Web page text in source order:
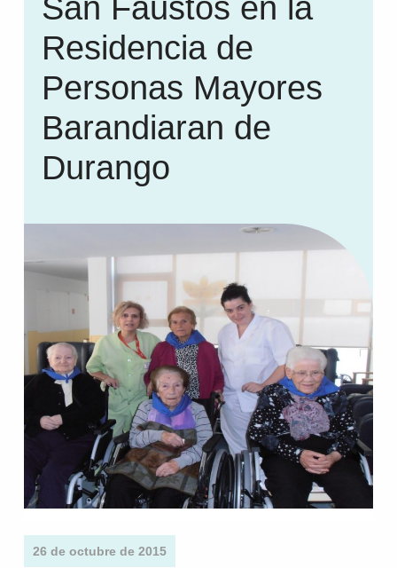
San Faustos en la
Residencia de
Personas Mayores
Barandiaran de
Durango
26 de octubre de 2015